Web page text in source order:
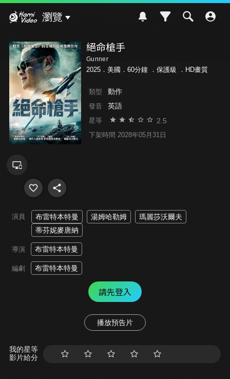
瀏覽
絕命槍手
Gunner
2025．美國．60分鐘 ． 保護級 ．HD畫質
類型 動作
發音 英語
星等 2.5
下架時間 2028年05月31日
演員 布雷特本特曼 湯姆哈勒姆
瑪麗莎沃爾夫
蒂芬妮麥唐納
導演 布雷特本特曼
編劇 布雷特本特曼
請先登入
播放預告片
我的星等
影片給分